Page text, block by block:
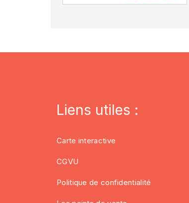
Liens utiles :
Carte interactive
CGVU
Politique de confidentialité